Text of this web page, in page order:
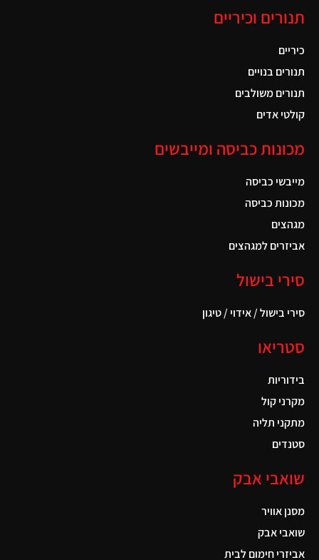
תנורים וכיריים
כיריים
תנורים בנויים
תנורים משולבים
קולטי אדים
מכונות כביסה ומייבשים
מייבשי כביסה
מכונות כביסה
מגהצים
אביזרים למגהצים
סירי בישול
סירי בישול / אידוי / טיגון
סטריאו
בידוריות
מקרני קול
מתקני תליה
סטנדים
שואבי אבק
מסנן אוויר
שואבי אבק
אביזרי חימום לבית